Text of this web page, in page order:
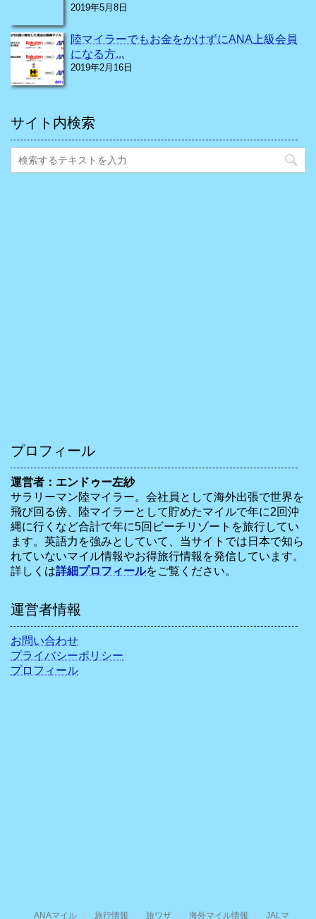
2019年5月8日
陸マイラーでもお金をかけずにANA上級会員
になる方...
2019年2月16日
サイト内検索
プロフィール
運営者：エンドゥー左紗
サラリーマン陸マイラー。会社員として海外出張で世界を
飛び回る傍、陸マイラーとして貯めたマイルで年に2回沖
縄に行くなど合計で年に5回ビーチリゾートを旅行してい
ます。英語力を強みとしていて、当サイトでは日本で知ら
れていないマイル情報やお得旅行情報を発信しています。
詳しくは詳細プロフィールをご覧ください。
運営者情報
お問い合わせ
プライバシーポリシー
プロフィール
ANAマイル 旅行情報 旅ワザ 海外マイル情報 JALマ